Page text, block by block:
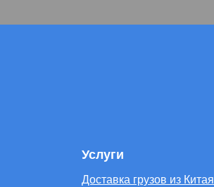
Услуги
Доставка грузов из Китая